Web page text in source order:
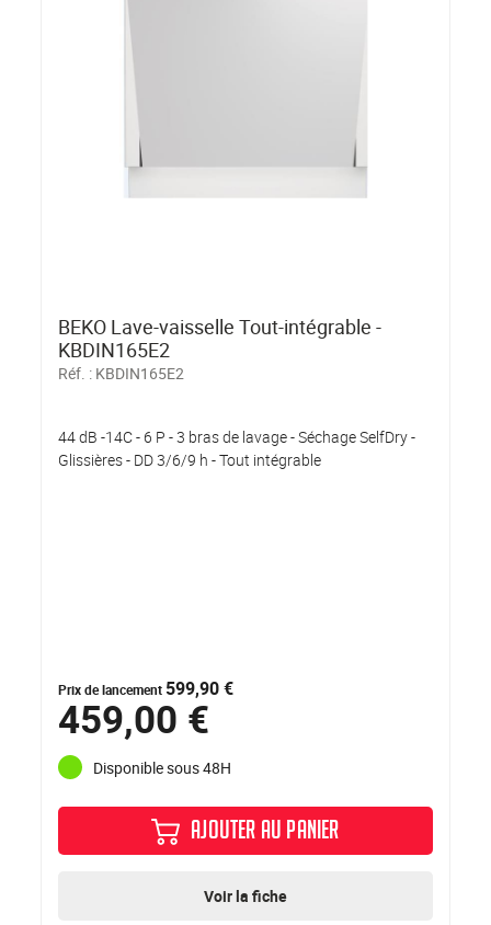
BEKO Lave-vaisselle Tout-intégrable -
KBDIN165E2
Réf. : KBDIN165E2
44 dB -14C - 6 P - 3 bras de lavage - Séchage SelfDry -
Glissières - DD 3/6/9 h - Tout intégrable
Prix de lancement 599,90 €
459,00 €
Disponible sous 48H
AJOUTER AU PANIER
Voir la fiche